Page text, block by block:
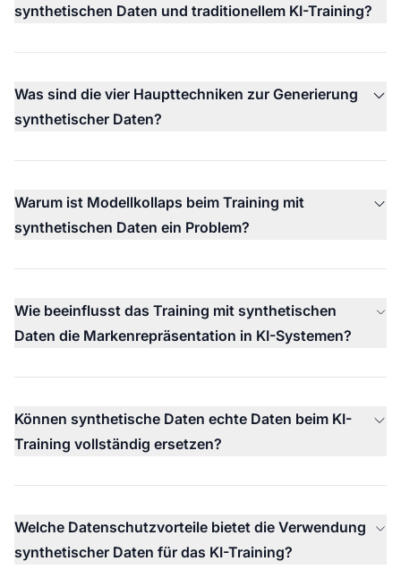
synthetischen Daten und traditionellem KI-Training?
Was sind die vier Haupttechniken zur Generierung
synthetischer Daten?
Warum ist Modellkollaps beim Training mit
synthetischen Daten ein Problem?
Wie beeinflusst das Training mit synthetischen
Daten die Markenrepräsentation in KI-Systemen?
Können synthetische Daten echte Daten beim KI-
Training vollständig ersetzen?
Welche Datenschutzvorteile bietet die Verwendung
synthetischer Daten für das KI-Training?